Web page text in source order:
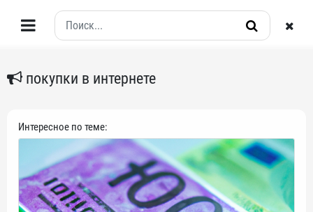
покупки в интернете
Интересное по теме: